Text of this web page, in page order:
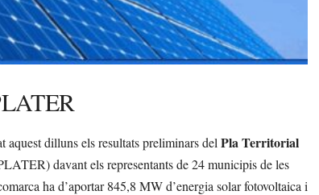
aquest dilluns els resultats preliminars del Pla Territorial
davant els representants de 24 municipis de les
ha d’aportar 845,8 MW d’energia solar fotovoltaica i